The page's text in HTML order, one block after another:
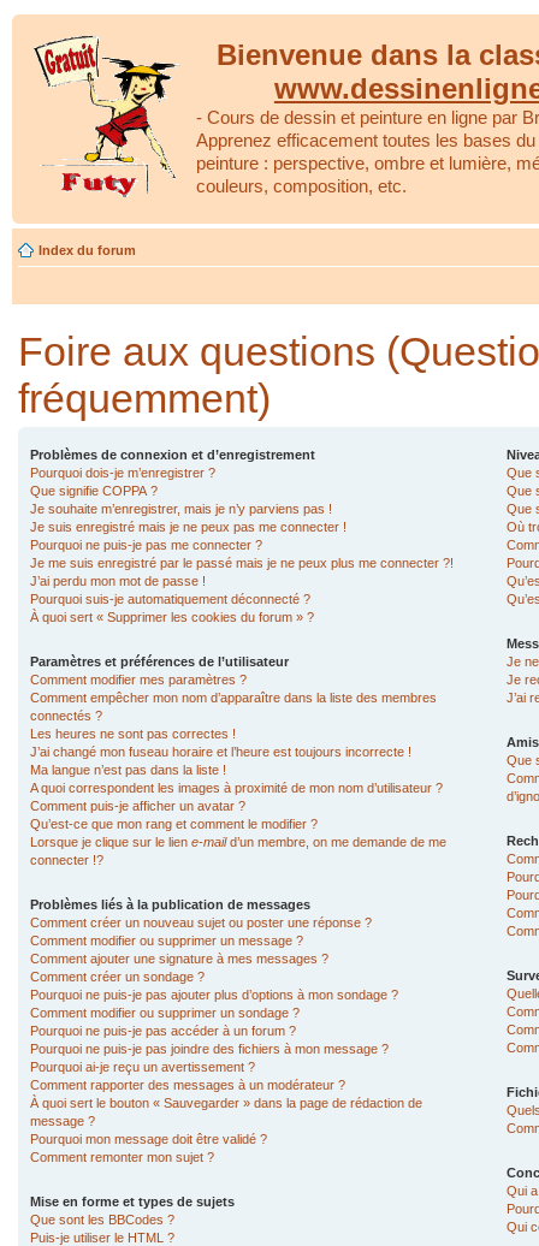
Bienvenue dans la
- Cours de dessin et peinture en ligne par
Apprenez efficacement toutes les bases
peinture : perspective, ombre et lumière,
couleurs, composition, etc.
Index du forum
Foire aux questions
fréquemment)
Problèmes de connexion et d’enregistrement
Pourquoi dois-je m’enregistrer ?
Que signifie COPPA ?
Je souhaite m’enregistrer, mais je n’y parviens pas !
Je suis enregistré mais je ne peux pas me connecter !
Pourquoi ne puis-je pas me connecter ?
Je me suis enregistré par le passé mais je ne peux plus me connecter ?!
J’ai perdu mon mot de passe !
Pourquoi suis-je automatiquement déconnecté ?
À quoi sert « Supprimer les cookies du forum » ?
Paramètres et préférences de l’utilisateur
Comment modifier mes paramètres ?
Comment empêcher mon nom d’apparaître dans la liste des membres
connectés ?
Les heures ne sont pas correctes !
J’ai changé mon fuseau horaire et l’heure est toujours incorrecte !
Ma langue n’est pas dans la liste !
A quoi correspondent les images à proximité de mon nom d’utilisateur ?
Comment puis-je afficher un avatar ?
Qu’est-ce que mon rang et comment le modifier ?
Lorsque je clique sur le lien e-maild’un membre, on me demande de me
connecter !?
Problèmes liés à la publication de messages
Comment créer un nouveau sujet ou poster une réponse ?
Comment modifier ou supprimer un message ?
Comment ajouter une signature à mes messages ?
Comment créer un sondage ?
Pourquoi ne puis-je pas ajouter plus d’options à mon sondage ?
Comment modifier ou supprimer un sondage ?
Pourquoi ne puis-je pas accéder à un forum ?
Pourquoi ne puis-je pas joindre des fichiers à mon message ?
Pourquoi ai-je reçu un avertissement ?
Comment rapporter des messages à un modérateur ?
À quoi sert le bouton « Sauvegarder » dans la page de rédaction de
message ?
Pourquoi mon message doit être validé ?
Comment remonter mon sujet ?
Mise en forme et types de sujets
Que sont les BBCodes ?
Puis-je utiliser le HTML ?
Que
Que
Que
Où
Je
Je
J’ai
Que
Qui
Qui